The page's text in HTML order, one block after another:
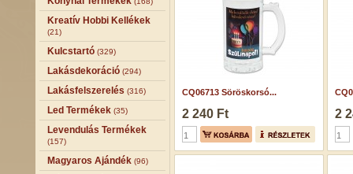
Kreatív Hobbi Kellékek
(21)
Kulcstartó (329)
Lakásdekoráció (294)
Lakásfelszerelés (316)
Led Termékek (35)
Levendulás Termékek
(157)
Magyaros Ajándék (96)
CQ06713 Söröskorsó...
2 240 Ft 2